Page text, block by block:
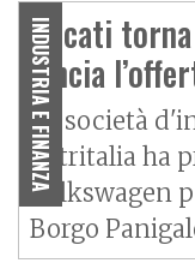
INDUSTRIA E FINANZA
Ducati
lancia
La società
Patritalia ha
Volkswagen
Borgo